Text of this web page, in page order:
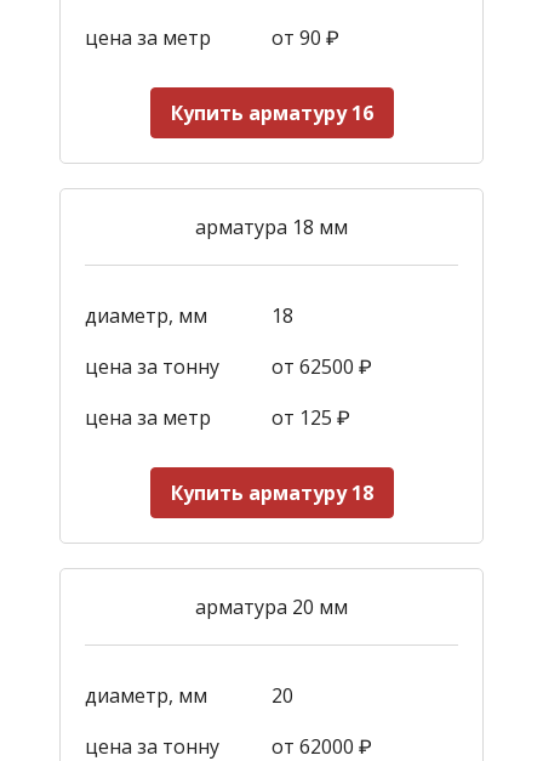
цена за метр от 90 ₽
Купить арматуру 16
арматура 18 мм
диаметр, мм
18
цена за тонну
от 62500 ₽
цена за метр
от 125 ₽
Купить арматуру 18
арматура 20 мм
диаметр, мм
20
цена за тонну
от 62000 ₽